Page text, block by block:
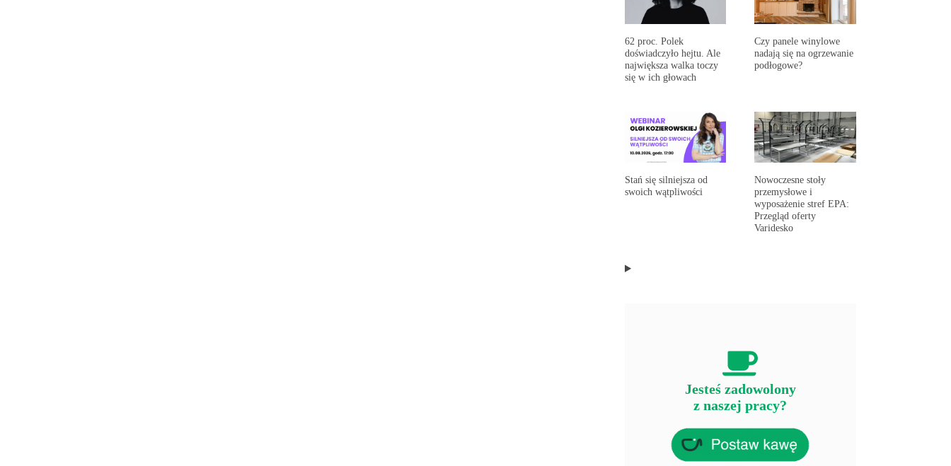
62 proc. Polek
doświadczyło hejtu. Ale
największa walka toczy
się w ich głowach
Czy panele winylowe
nadają się na ogrzewanie
podłogowe?
Stań się silniejsza od
swoich wątpliwości
Nowoczesne stoły
przemysłowe i
wyposażenie stref EPA:
Przegląd oferty
Varidesko
Jesteś zadowolony
z naszej pracy?